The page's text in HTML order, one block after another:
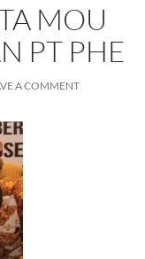
MOU
PT PHE
A COMMENT